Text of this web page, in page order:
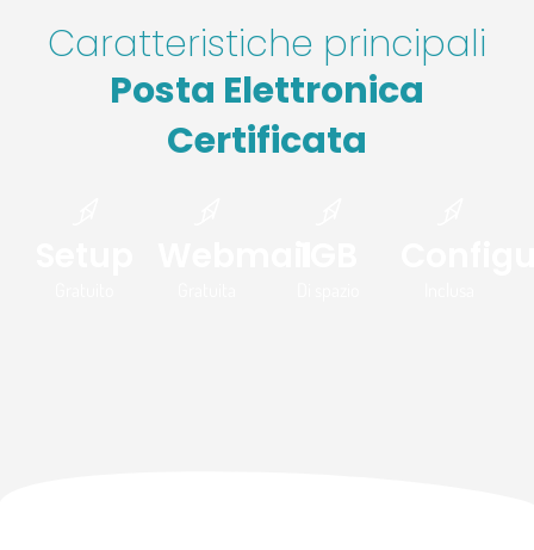
Caratteristiche principali
Posta Elettronica
Certificata